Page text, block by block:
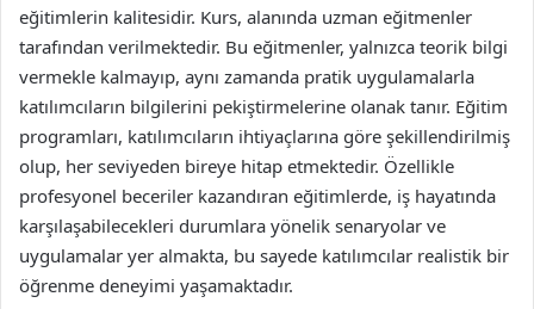
eğitimlerin kalitesidir. Kurs, alanında uzman eğitmenler
tarafından verilmektedir. Bu eğitmenler, yalnızca teorik bilgi
vermekle kalmayıp, aynı zamanda pratik uygulamalarla
katılımcıların bilgilerini pekiştirmelerine olanak tanır. Eğitim
programları, katılımcıların ihtiyaçlarına göre şekillendirilmiş
olup, her seviyeden bireye hitap etmektedir. Özellikle
profesyonel beceriler kazandıran eğitimlerde, iş hayatında
karşılaşabilecekleri durumlara yönelik senaryolar ve
uygulamalar yer almakta, bu sayede katılımcılar realistik bir
öğrenme deneyimi yaşamaktadır.